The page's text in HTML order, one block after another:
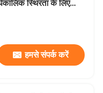
स्थिरता के लिए
हमसे संपर्क करें